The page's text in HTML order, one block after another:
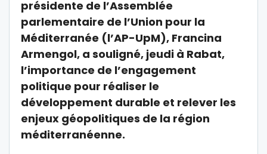
présidente de l’Assemblée
parlementaire de l’Union pour la
Méditerranée (l’AP-UpM), Francina
Armengol, a souligné, jeudi à Rabat,
l’importance de l’engagement
politique pour réaliser le
développement durable et relever les
enjeux géopolitiques de la région
méditerranéenne.